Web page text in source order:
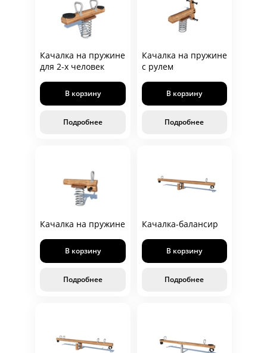
Качалка на пружине
для 2-х человек
В корзину
Подробнее
Качалка на пружине
с рулем
В корзину
Подробнее
Качалка на пружине
В корзину
Подробнее
Качалка-балансир
В корзину
Подробнее